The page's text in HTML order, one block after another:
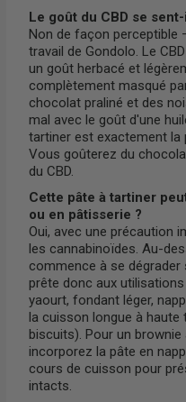
Le goût du CBD se
Non de façon perceptible
travail de Gondolo. Le
un goût herbacé et
complètement masqué
chocolat praliné et des
mal avec le goût d'une
tartiner est exactement la
Vous goûterez du
du CBD.
Cette pâte à tartiner
ou en pâtisserie ?
Oui, avec une précaution
les cannabinoïdes. Au-
commence à se
prête donc aux
yaourt, fondant léger,
la cuisson longue à haute
biscuits). Pour un brownie
incorporez la pâte en
cours de cuisson pour
intacts.